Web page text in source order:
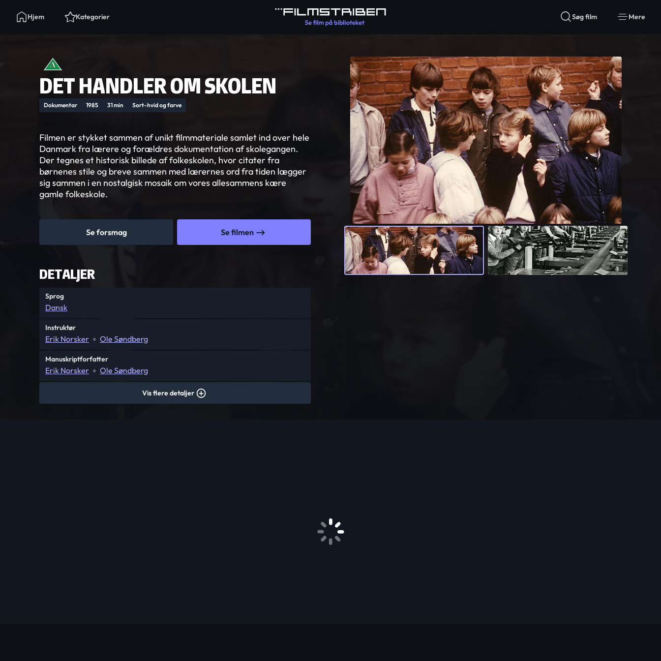
Hjem Kategorier Søg film Mere
DET HANDLER OM SKOLEN
Dokumentar 1985 31 min Sort-hvid og farve
Filmen er stykket sammen af unikt filmmateriale samlet ind over hele
Danmark fra lærere og forældres dokumentation af skolegangen.
Der tegnes et historisk billede af folkeskolen, hvor citater fra
børnenes stile og breve sammen med lærernes ord fra tiden lægger
sig sammen i en nostalgisk mosaik om vores allesammens kære
gamle folkeskole.
Se forsmag Se filmen
DETALJER
Sprog
Dansk
Instruktør
Erik Norsker Ole Søndberg
Manuskriptforfatter
Erik Norsker Ole Søndberg
Vis flere detaljer